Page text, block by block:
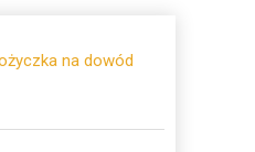
na dowód